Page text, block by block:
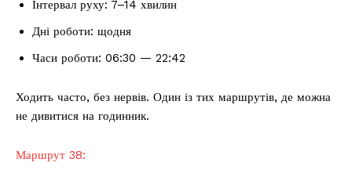
Інтервал руху: 7–14 хвилин
Дні роботи: щодня
Часи роботи: 06:30 — 22:42
Ходить часто, без нервів. Один із тих маршрутів, де можна
не дивитися на годинник.
Маршрут 38: